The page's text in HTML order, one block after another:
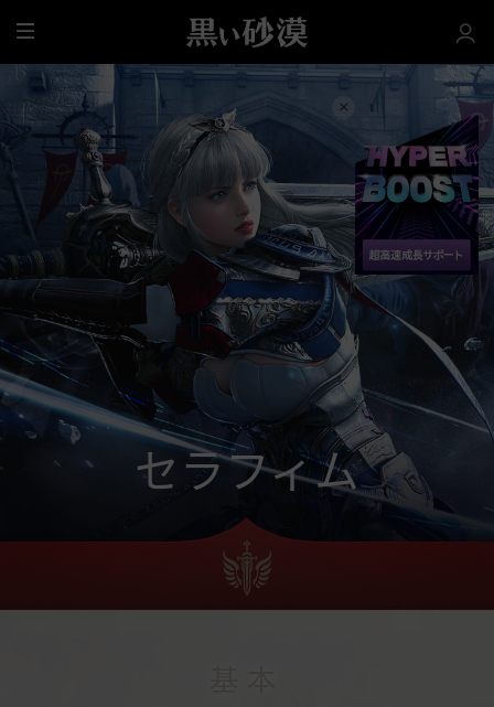
全
体
セラフィム